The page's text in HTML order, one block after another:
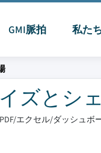
GMI脈拍 私た
ズとシ
エクセル/ダッシュボ